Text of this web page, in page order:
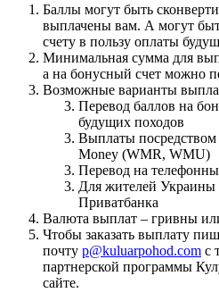
Баллы могут быть
выплачены вам. А могут
счету в пользу оплаты
Минимальная сумма для
а на бонусный счет можно
Возможные варианты
Перевод баллов на
будущих походов
Выплаты
Money (WMR, WMU)
Перевод на
Для жителей Украины
Приватбанка
Валюта выплат – гривны
Чтобы заказать выплату
почту p@kuluarpohod.com с
партнерской программы
сайте.